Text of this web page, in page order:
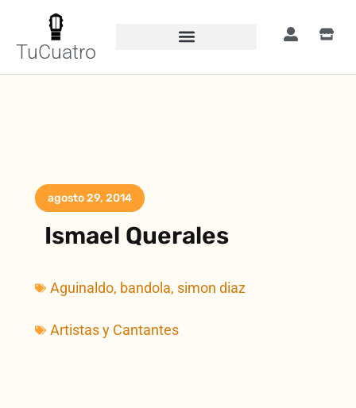
TuCuatro
agosto 29, 2014
Ismael Querales
Aguinaldo, bandola, simon diaz
Artistas y Cantantes